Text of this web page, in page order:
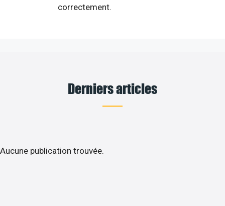
correctement.
Derniers articles
Aucune publication trouvée.